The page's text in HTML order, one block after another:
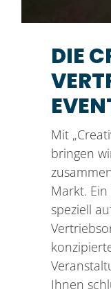
DIE
Mit
bringen
Markt.
speziell
Ihnen